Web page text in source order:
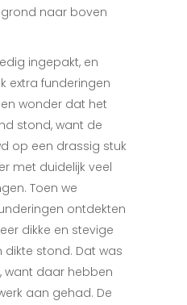
naar boven
ingepakt, en
extra funderingen
wonder dat het
stond, want de
op een drassig stuk
met duidelijk veel
Toen we
ontdekten
dikke en stevige
stond. Dat was
want daar hebben
aan gehad. De